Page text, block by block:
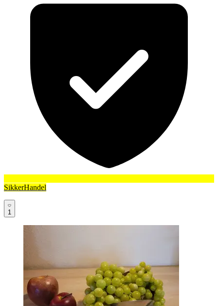
SikkerHandel
1